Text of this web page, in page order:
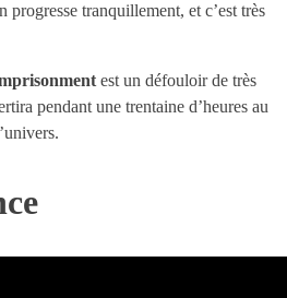
tranquillement, et c’est très
est un défouloir de très
pendant une trentaine d’heures au